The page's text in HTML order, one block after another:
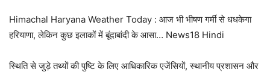
Himachal Haryana Weather Today : आज भी भीषण गर्मी से धधकेगा
हरियाणा, लेकिन कुछ इलाकों में बूंदाबांदी के आसा… News18 Hindi
स्थिति से जुड़े तथ्यों की पुष्टि के लिए आधिकारिक एजेंसियों, स्थानीय प्रशासन और